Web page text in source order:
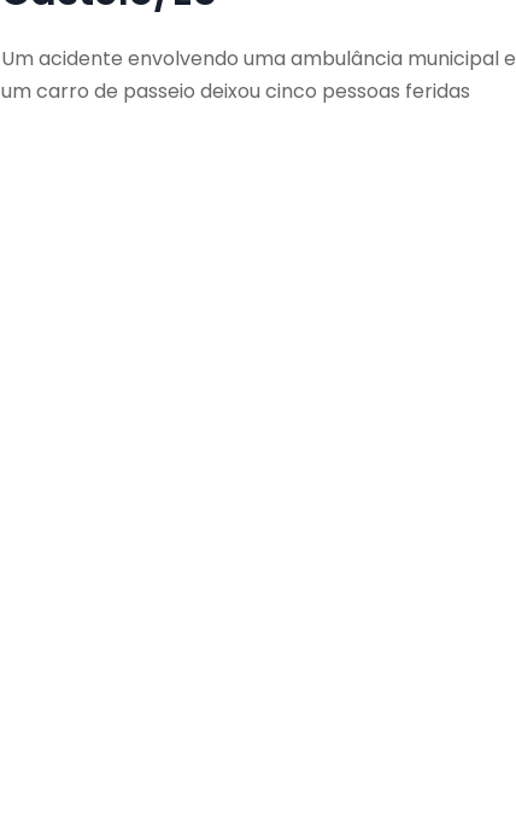
Um acidente envolvendo uma ambulância municipal e
um carro de passeio deixou cinco pessoas feridas